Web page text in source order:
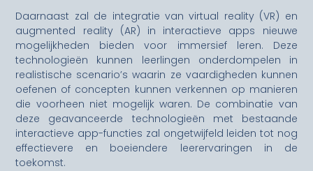
Daarnaast zal de integratie van virtual reality (VR) en
augmented reality (AR) in interactieve apps nieuwe
mogelijkheden bieden voor immersief leren. Deze
technologieën kunnen leerlingen onderdompelen in
realistische scenario’s waarin ze vaardigheden kunnen
oefenen of concepten kunnen verkennen op manieren
die voorheen niet mogelijk waren. De combinatie van
deze geavanceerde technologieën met bestaande
interactieve app-functies zal ongetwijfeld leiden tot nog
effectievere en boeiendere leerervaringen in de
toekomst.